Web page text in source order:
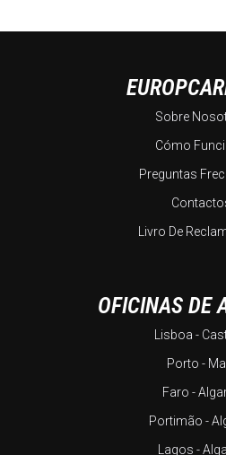
Sobre
Cómo
Preguntas
Livro De
OFICINAS DE
Lisboa -
Porto -
Faro -
Portimão -
Lagos -